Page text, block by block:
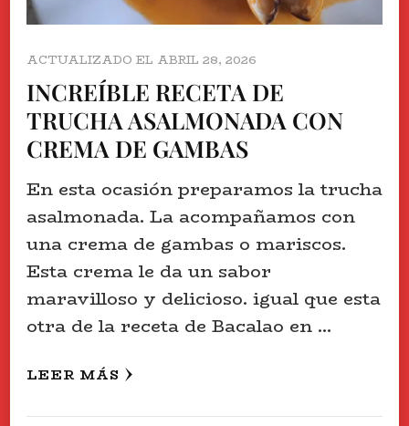
ACTUALIZADO EL ABRIL 28, 2026
INCREÍBLE RECETA DE
TRUCHA ASALMONADA CON
CREMA DE GAMBAS
En esta ocasión preparamos la trucha
asalmonada. La acompañamos con
una crema de gambas o mariscos.
Esta crema le da un sabor
maravilloso y delicioso. igual que esta
otra de la receta de Bacalao en …
LEER MÁS